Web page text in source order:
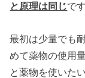
と原理は同じです
最初は少量でも
めて薬物の使用
と薬物を使いた